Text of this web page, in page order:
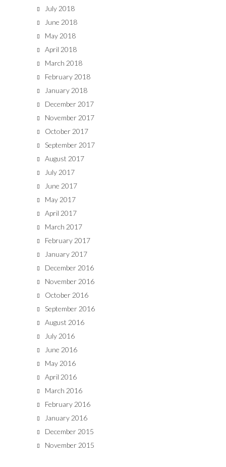
July 2018
June 2018
May 2018
April 2018
March 2018
February 2018
January 2018
December 2017
November 2017
October 2017
September 2017
August 2017
July 2017
June 2017
May 2017
April 2017
March 2017
February 2017
January 2017
December 2016
November 2016
October 2016
September 2016
August 2016
July 2016
June 2016
May 2016
April 2016
March 2016
February 2016
January 2016
December 2015
November 2015